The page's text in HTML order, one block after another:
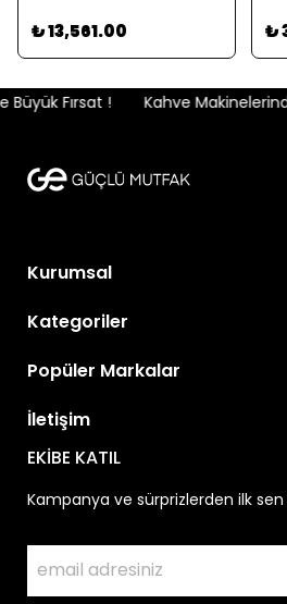
₺ 13,561.00 ₺
Fırsat ! Kahve
Kurumsal
Kategoriler
Popüler Markalar
İletişim
EKİBE KATIL
Kampanya ve sürprizlerden ilk